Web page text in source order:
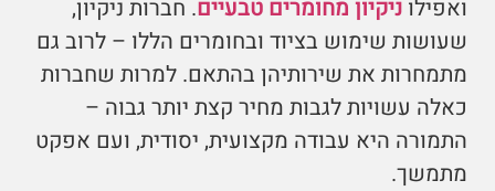
ואפילוניקיון מחומרים טבעיים. חברות ניקיון,
שעושות שימוש בציוד ובחומרים הללו – לרוב גם
מתמחרות את שירותיהן בהתאם. למרות שחברות
כאלה עשויות לגבות מחיר קצת יותר גבוה –
התמורה היא עבודה מקצועית, יסודית, ועם אפקט
מתמשך.